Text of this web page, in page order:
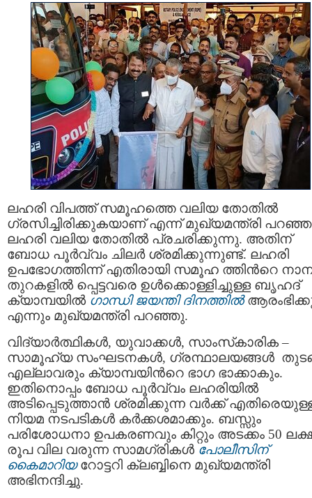
ലഹരി വിപത്ത് സമൂഹത്തെ വലിയ തോതിൽ
ഗ്രസിച്ചിരിക്കുകയാണ് എന്ന് മുഖ്യമന്ത്രി
ലഹരി വലിയ തോതിൽ പ്രചരിക്കുന്നു. അതിന്
ബോധ പൂർവ്വം ചിലർ ശ്രമിക്കുന്നുണ്ട്. ലഹരി
ഉപഭോഗത്തിന്ന് എതിരായി സമൂഹ ത്തിന്‍റെ
തുറകളിൽ പ്പെട്ടവരെ ഉൾക്കൊള്ളിച്ചുള്ള ബൃഹദ്
ക്യാമ്പയിൽ ഗാന്ധി ജയന്തി ദിനത്തിൽ
എന്നും മുഖ്യമന്ത്രി പറഞ്ഞു.
വിദ്യാർത്ഥികൾ, യുവാക്കൾ, സാംസ്‌കാരിക –
സാമൂഹ്യ സംഘടനകൾ, ഗ്രന്ഥാലയങ്ങൾ
എല്ലാവരും ക്യാമ്പയിന്‍റെ ഭാഗ ഭാക്കാകും.
ഇതിനൊപ്പം ബോധ പൂർവ്വം ലഹരിയിൽ
അടിപ്പെടുത്താൻ ശ്രമിക്കുന്ന വർക്ക്
നിയമ നടപടികൾ കർക്കശമാക്കും. ബസ്സും
പരിശോധനാ ഉപകരണവും കിറ്റും അടക്കം 50
രൂപ വില വരുന്ന സാമഗ്രികൾ പോലീസിന്
കൈമാറിയറോട്ടറി ക്ലബ്ബിനെ മുഖ്യമന്ത്രി
അഭിനന്ദിച്ചു.